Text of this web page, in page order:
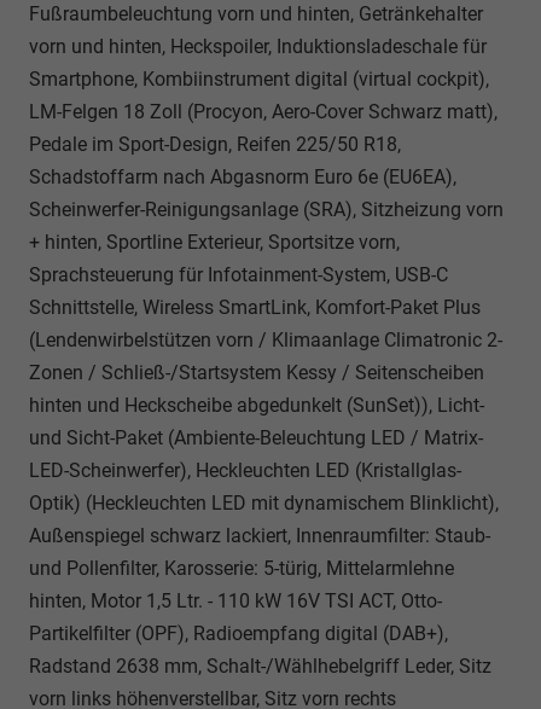
Fußraumbeleuchtung vorn und hinten, Getränkehalter
vorn und hinten, Heckspoiler, Induktionsladeschale für
Smartphone, Kombiinstrument digital (virtual cockpit),
LM-Felgen 18 Zoll (Procyon, Aero-Cover Schwarz matt),
Pedale im Sport-Design, Reifen 225/50 R18,
Schadstoffarm nach Abgasnorm Euro 6e (EU6EA),
Scheinwerfer-Reinigungsanlage (SRA), Sitzheizung vorn
+ hinten, Sportline Exterieur, Sportsitze vorn,
Sprachsteuerung für Infotainment-System, USB-C
Schnittstelle, Wireless SmartLink, Komfort-Paket Plus
(Lendenwirbelstützen vorn / Klimaanlage Climatronic 2-
Zonen / Schließ-/Startsystem Kessy / Seitenscheiben
hinten und Heckscheibe abgedunkelt (SunSet)), Licht-
und Sicht-Paket (Ambiente-Beleuchtung LED / Matrix-
LED-Scheinwerfer), Heckleuchten LED (Kristallglas-
Optik) (Heckleuchten LED mit dynamischem Blinklicht),
Außenspiegel schwarz lackiert, Innenraumfilter: Staub-
und Pollenfilter, Karosserie: 5-türig, Mittelarmlehne
hinten, Motor 1,5 Ltr. - 110 kW 16V TSI ACT, Otto-
Partikelfilter (OPF), Radioempfang digital (DAB+),
Radstand 2638 mm, Schalt-/Wählhebelgriff Leder, Sitz
vorn links höhenverstellbar, Sitz vorn rechts